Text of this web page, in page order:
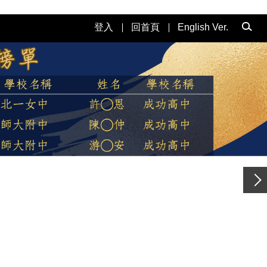
登入 回首頁 English Ver.